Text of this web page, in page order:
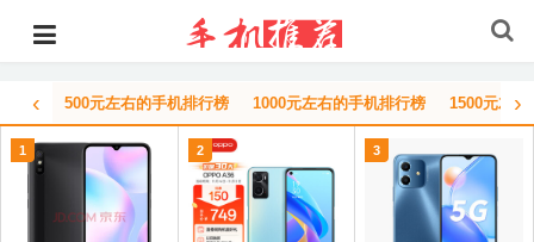
‹ 500元左右的手机排行榜 1000元左右的手机排行榜 1500元左›
1 2 3